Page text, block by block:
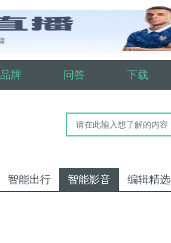
品牌 问答 下载
智能出行 智能影音 编辑精选